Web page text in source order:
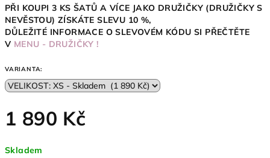
PŘI KOUPI 3 KS ŠATŮ A VÍCE JAKO DRUŽIČKY (DRUŽIČKY S
NEVĚSTOU) ZÍSKÁTE SLEVU 10 %,
DŮLEŽITÉ INFORMACE O SLEVOVÉM KÓDU SI PŘEČTĚTE
V MENU - DRUŽIČKY !
VARIANTA:
1 890 Kč
cena:
Skladem